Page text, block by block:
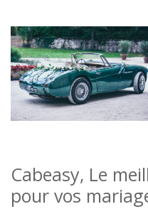
Cabeasy, Le
pour vos